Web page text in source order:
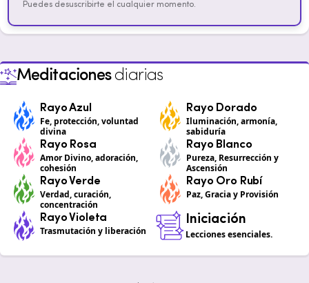
Puedes desuscribirte el cualquier momento.
Meditacionesdiarias
Rayo Azul
Fe, protección, voluntad
divina
Rayo Dorado
Iluminación, armonía,
sabiduría
Rayo Rosa
Amor Divino, adoración,
cohesión
Rayo Blanco
Pureza, Resurrección y
Ascensión
Rayo Verde
Verdad, curación,
concentración
Rayo Oro Rubí
Paz, Gracia y Provisión
Rayo Violeta
Trasmutación y liberación
Iniciación
Lecciones esenciales.